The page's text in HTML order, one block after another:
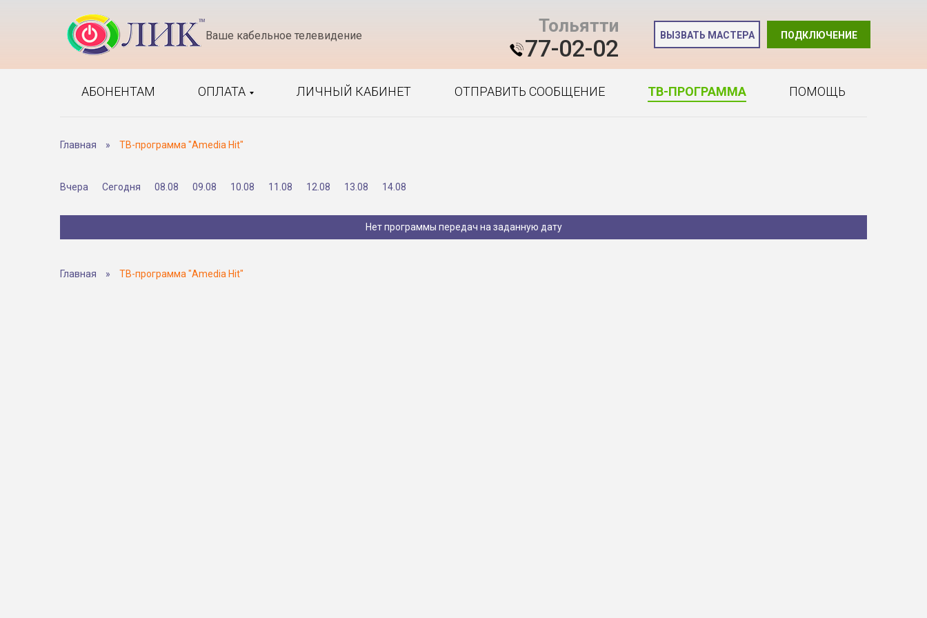
Ваше кабельное телевидение Тольятти
77-02-02 ПОДКЛЮЧЕНИЕ
ВЫЗВАТЬ МАСТЕРА
АБОНЕНТАМ ОПЛАТА ЛИЧНЫЙ КАБИНЕТ ОТПРАВИТЬ СООБЩЕНИЕ ТВ-ПРОГРАММА ПОМОЩЬ
Главная » ТВ-программа "Amedia Hit"
Вчера Сегодня 08.08 09.08 10.08 11.08 12.08 13.08 14.08
Нет программы передач на заданную дату
Главная » ТВ-программа "Amedia Hit"